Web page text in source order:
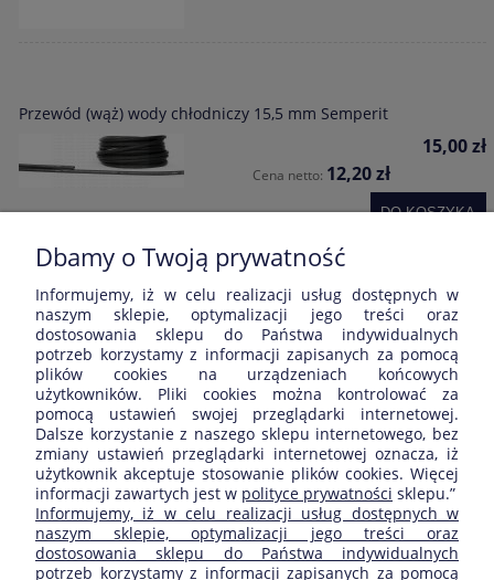
Przewód (wąż) wody chłodniczy 15,5 mm Semperit
15,00 zł
Cena netto: 12,20 zł
DO KOSZYKA
Opinie o produkcie (0)
Wyświetlane są wszystkie opinie (pozytywne i negatywne). Nie
weryfikujemy, czy pochodzą one od klientów, którzy kupili dany
produkt.
ZAKUPY
POMOC
Dbamy o Twoją prywatność
Informujemy, iż w celu realizacji usług dostępnych w
naszym sklepie, optymalizacji jego treści oraz
dostosowania sklepu do Państwa indywidualnych
potrzeb korzystamy z informacji zapisanych za pomocą
plików cookies na urządzeniach końcowych
użytkowników. Pliki cookies można kontrolować za
pomocą ustawień swojej przeglądarki internetowej.
Dalsze korzystanie z naszego sklepu internetowego, bez
zmiany ustawień przeglądarki internetowej oznacza, iż
użytkownik akceptuje stosowanie plików cookies. Więcej
informacji zawartych jest w polityce prywatności sklepu.”
Informujemy, iż w celu realizacji usług dostępnych w
naszym sklepie, optymalizacji jego treści oraz
dostosowania sklepu do Państwa indywidualnych
potrzeb korzystamy z informacji zapisanych za pomocą